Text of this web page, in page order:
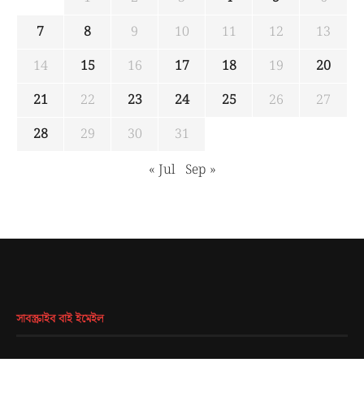
7
8 9 10 11 12
13
14
15 16 17 18 19
20
21
22 23 24 25 26
27
28
29 30
31
« Jul Sep »
সাবস্ক্রাইব বাই ইমেইল